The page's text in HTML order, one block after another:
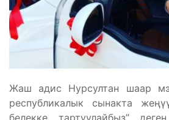
Жаш адис Нурсултан шаар
республикалык сынакта
белекке тартуулайбыз”